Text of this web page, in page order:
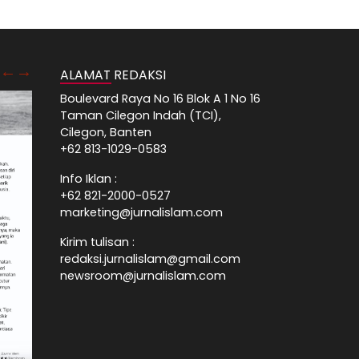
ALAMAT REDAKSI
Boulevard Raya No 16 Blok A 1 No 16
Taman Cilegon Indah (TCI),
Cilegon, Banten
+62 813-1029-0583
Info Iklan :
+62 821-2000-0527
marketing@jurnalislam.com
Kirim tulisan :
redaksi.jurnalislam@gmail.com
newsroom@jurnalislam.com